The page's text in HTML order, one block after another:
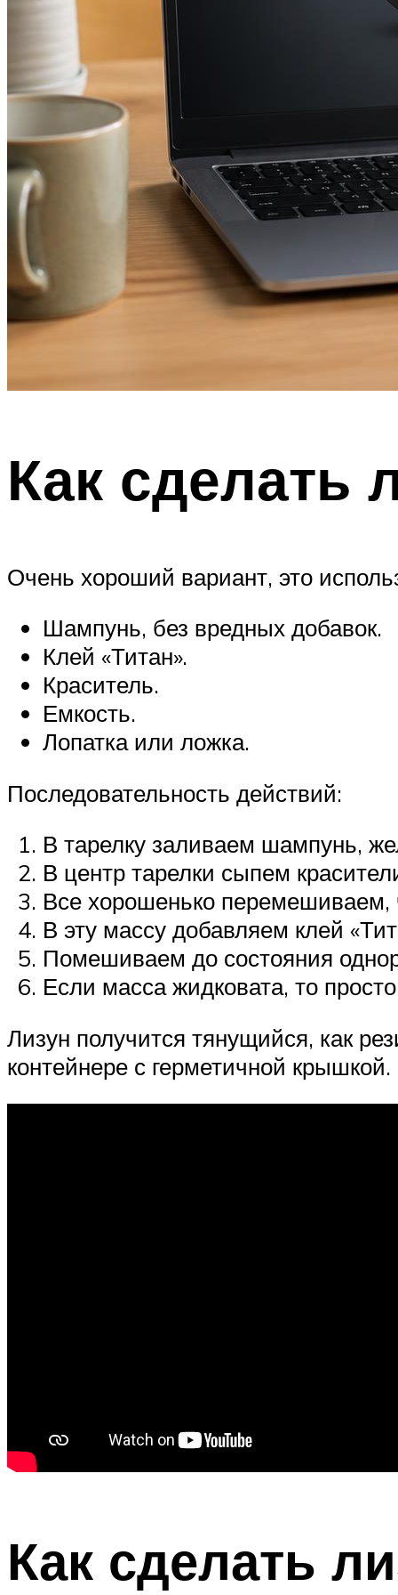
Как сделать
Очень хороший вариант, это
Шампунь, без вредных добавок.
Клей «Титан».
Краситель.
Емкость.
Лопатка или ложка.
Последовательность действий:
В тарелку заливаем шампунь,
В центр тарелки сыпем
Все хорошенько перемешиваем,
В эту массу добавляем клей
Помешиваем до состояния
Если масса жидковата, то
Лизун получится тянущийся, как
контейнере с герметичной
Как сделать